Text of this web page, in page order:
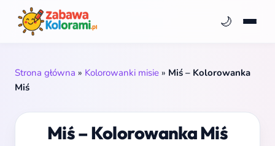
🌙
Strona główna » Kolorowanki misie » Miś – Kolorowanka
Miś
Miś – Kolorowanka Miś